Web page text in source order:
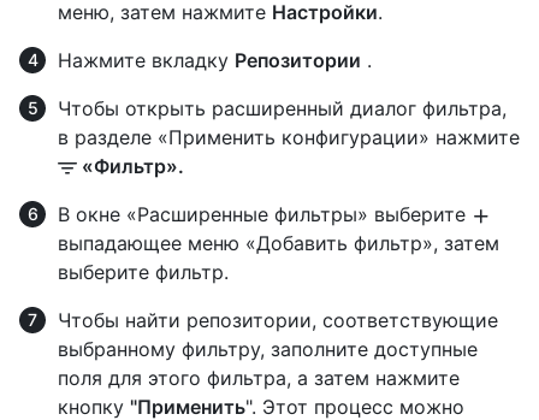
меню, затем нажмите Настройки.
Нажмите вкладку Репозитории .
Чтобы открыть расширенный диалог фильтра,
в разделе «Применить конфигурации» нажмите
«Фильтр».
В окне «Расширенные фильтры» выберите
выпадающее меню «Добавить фильтр», затем
выберите фильтр.
Чтобы найти репозитории, соответствующие
выбранному фильтру, заполните доступные
поля для этого фильтра, а затем нажмите
кнопку "Применить". Этот процесс можно